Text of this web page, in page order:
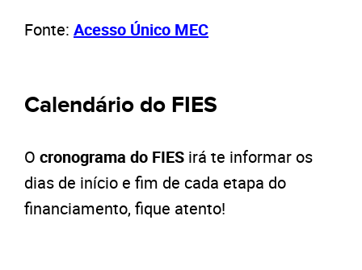
Fonte: Acesso Único MEC
Calendário do FIES
O cronograma do FIES irá te informar os
dias de início e fim de cada etapa do
financiamento, fique atento!